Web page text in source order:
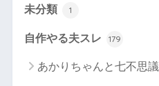
未分類 1
自作やる夫スレ 179
あかりちゃんと七不思議